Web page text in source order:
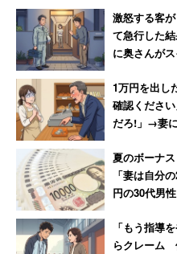
マアミロと思いました」
激怒する客
て急行した
に奥さんが
1万円を出し
確認くださ
だろ!」→妻
夏のボーナ
「妻は自分
円の30代男性
「もう指導
らクレーム